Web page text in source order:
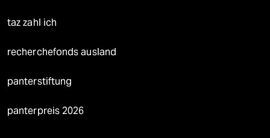
taz zahl ich
recherchefonds ausland
panterstiftung
panterpreis 2026